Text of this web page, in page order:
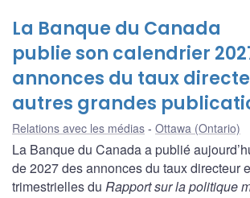
La Banque du Canada
publie son calendrier
annonces du taux
autres grandes
Relations avec les médias Ottawa (Ontario)
La Banque du Canada a publié
de 2027 des annonces du taux directeur
trimestrielles du Rapport sur la politique